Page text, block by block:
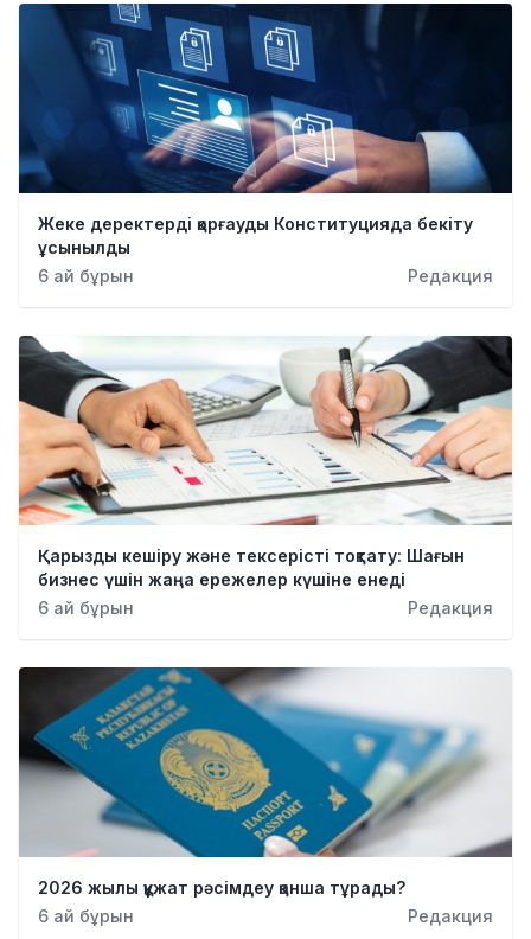
Жеке деректерді қорғауды Конституцияда бекіту
ұсынылды
6 ай бұрын
Редакция
Қарызды кешіру және тексерісті тоқтату: Шағын
бизнес үшін жаңа ережелер күшіне енеді
6 ай бұрын
Редакция
2026 жылы құжат рәсімдеу қанша тұрады?
6 ай бұрын
Редакция